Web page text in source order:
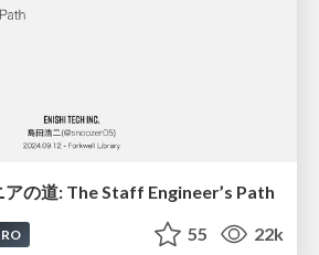
の道: The Staff Engineer’s Path
55 22k